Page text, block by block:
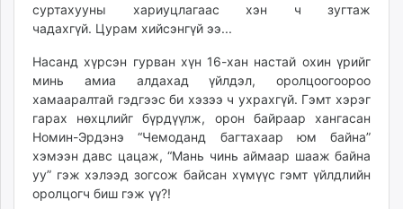
суртахууны хариуцлагаас хэн ч зугтаж
чадахгүй. Цурам хийсэнгүй ээ...
Насанд хүрсэн гурван хүн 16-хан настай охин үрийг
минь амиа алдахад үйлдэл, оролцоогоороо
хамааралтай гэдгээс би хэзээ ч ухрахгүй. Гэмт хэрэг
гарах нөхцлийг бүрдүүлж, орон байраар хангасан
Номин-Эрдэнэ “Чемоданд багтахаар юм байна”
хэмээн давс цацаж, “Мань чинь аймаар шааж байна
уу” гэж хэлээд зогсож байсан хүмүүс гэмт үйлдлийн
оролцогч биш гэж үү?!